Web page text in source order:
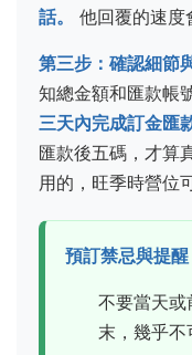
話。
他回覆的速度
第三步：確認細節
知總金額和匯款帳
三天內完成訂金匯
匯款後五碼，才算
用的，旺季時營位
預訂禁忌與提醒
不要當天或
末，幾乎不